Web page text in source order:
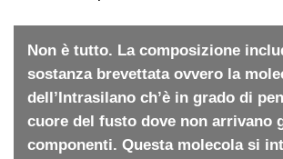
Non è tutto. La composizione
sostanza brevettata ovvero la
dell’Intrasilano ch’è in grado di
cuore del fusto dove non arrivano
componenti. Questa molecola si